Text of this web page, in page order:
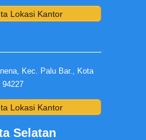
Lokasi Kantor
Kec. Palu Bar., Kota
94227
Lokasi Kantor
Selatan